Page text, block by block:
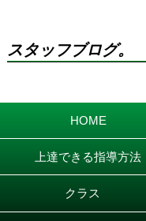
スタッフブログ。
HOME
上達できる指導方法
クラス